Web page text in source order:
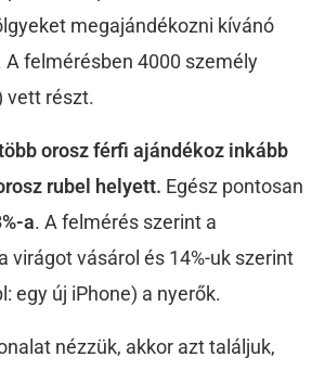
megajándékozni kívánó
felmérésben 4000 személy
vett részt.
orosz férfi ajándékoz inkább
rubel helyett. Egész pontosan
a. A felmérés szerint a
virágot vásárol és 14%-uk szerint
egy új iPhone) a nyerők.
nézzük, akkor azt találjuk,